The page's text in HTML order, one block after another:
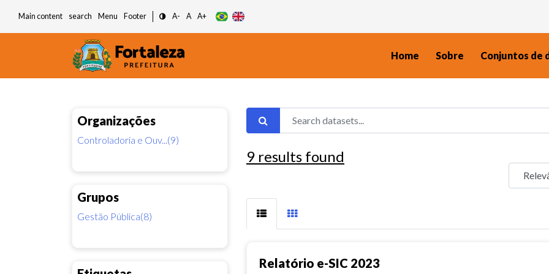
Main content search Menu Footer A- A A+
Home Sobre Conjuntos de
Organizações
Controladoria e Ouv...(9)
Grupos
Gestão Pública(8)
9 results found
Relatório e-SIC 2023